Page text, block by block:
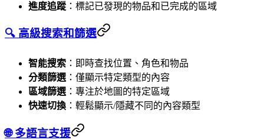
進度追蹤 ：標記已發現的物品和已完成的區域
🔍 高級搜索和篩選
智能搜索 ：即時查找位置、角色和物品
分類篩選 ：僅顯示特定類型的內容
區域篩選 ：專注於地圖的特定區域
快速切換 ：輕鬆顯示/隱藏不同的內容類型
🌐 多語言支援